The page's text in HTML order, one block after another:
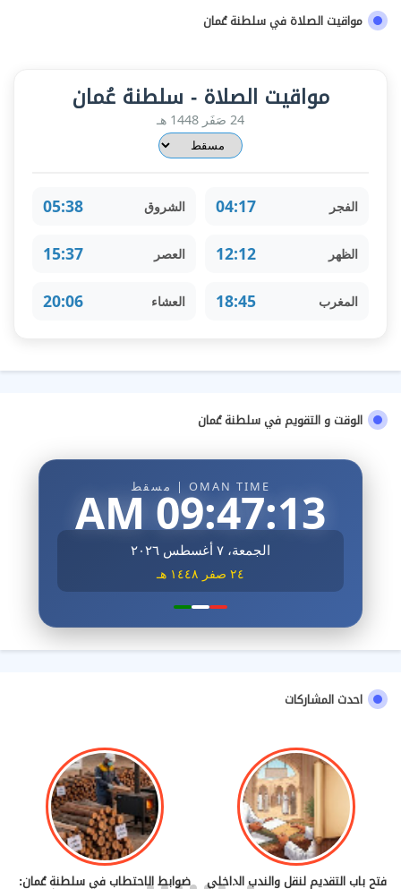
مواقيت الصلاة في سلطنة عُمان
مواقيت الصلاة - سلطنة عُمان
24 صَفَر 1448 هـ
الفجر 04:17 الشروق 05:38
الظهر 12:12 العصر 15:37
المغرب 18:45 العشاء 20:06
الوقت و التقويم في سلطنة عُمان
OMAN TIME | مسقط
09:47:14 AM
الجمعة، ٧ أغسطس ٢٠٢٦
٢٤ صفر ١٤٤٨ هـ
احدث المشاركات
فتح باب التقديم لنقل والندب الداخلي ضوابط الاحتطاب في سلطنة عُمان: